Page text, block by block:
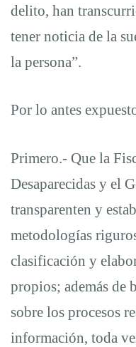
delito, han
tener noticia de la
la persona”.
Por lo antes
Primero.- Que la
Desaparecidas y el
transparenten y
metodologías
clasificación y
propios; además de
sobre los procesos
información, toda